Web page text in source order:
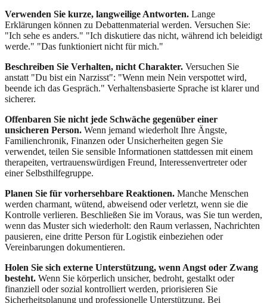
Verwenden Sie kurze, langweilige Antworten. Lange
Erklärungen können zu Debattenmaterial werden. Versuchen Sie:
"Ich sehe es anders." "Ich diskutiere das nicht, während ich beleidigt
werde." "Das funktioniert nicht für mich."
Beschreiben Sie Verhalten, nicht Charakter. Versuchen Sie
anstatt "Du bist ein Narzisst": "Wenn mein Nein verspottet wird,
beende ich das Gespräch." Verhaltensbasierte Sprache ist klarer und
sicherer.
Offenbaren Sie nicht jede Schwäche gegenüber einer
unsicheren Person. Wenn jemand wiederholt Ihre Ängste,
Familienchronik, Finanzen oder Unsicherheiten gegen Sie
verwendet, teilen Sie sensible Informationen stattdessen mit einem
therapeiten, vertrauenswürdigen Freund, Interessenvertreter oder
einer Selbsthilfegruppe.
Planen Sie für vorhersehbare Reaktionen. Manche Menschen
werden charmant, wütend, abweisend oder verletzt, wenn sie die
Kontrolle verlieren. Beschließen Sie im Voraus, was Sie tun werden,
wenn das Muster sich wiederholt: den Raum verlassen, Nachrichten
pausieren, eine dritte Person für Logistik einbeziehen oder
Vereinbarungen dokumentieren.
Holen Sie sich externe Unterstützung, wenn Angst oder Zwang
besteht. Wenn Sie körperlich unsicher, bedroht, gestalkt oder
finanziell oder sozial kontrolliert werden, priorisieren Sie
Sicherheitsplanung und professionelle Unterstützung. Bei